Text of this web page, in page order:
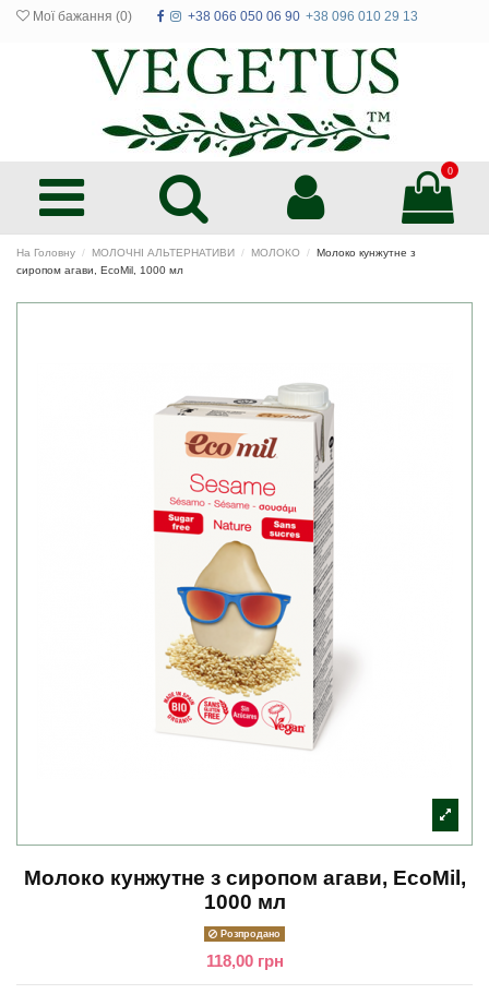
Мої бажання (0) +38 066 050 06 90 +38 096 010 29 13
0
На Головну МОЛОЧНІ АЛЬТЕРНАТИВИ МОЛОКО
Молоко кунжутне з
сиропом агави, EcoMil, 1000 мл
Молоко кунжутне з сиропом агави, EcoMil,
1000 мл
Розпродано
118,00 грн